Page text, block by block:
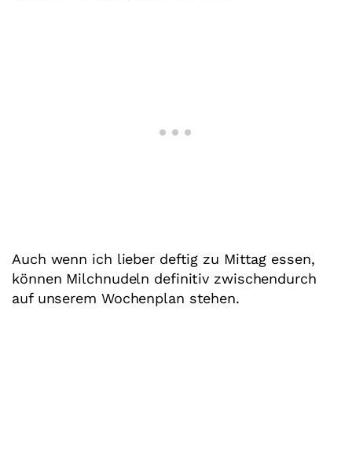
Auch wenn ich lieber deftig zu Mittag essen,
können Milchnudeln definitiv zwischendurch
auf unserem Wochenplan stehen.